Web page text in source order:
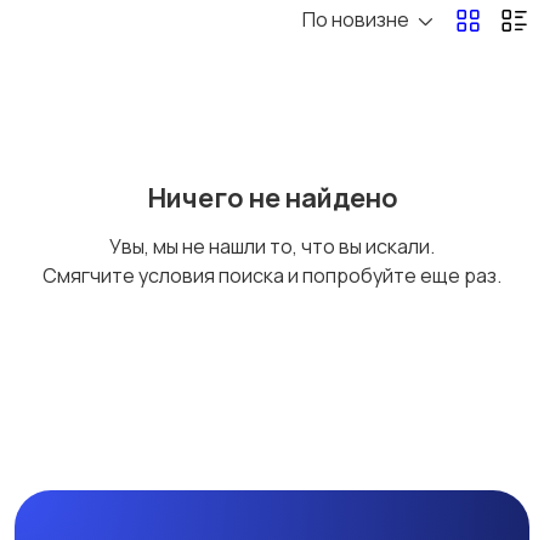
Нижнее белье
По новизне
Ничего не найдено
Увы, мы не нашли то, что вы искали.
Смягчите условия поиска и попробуйте еще раз.